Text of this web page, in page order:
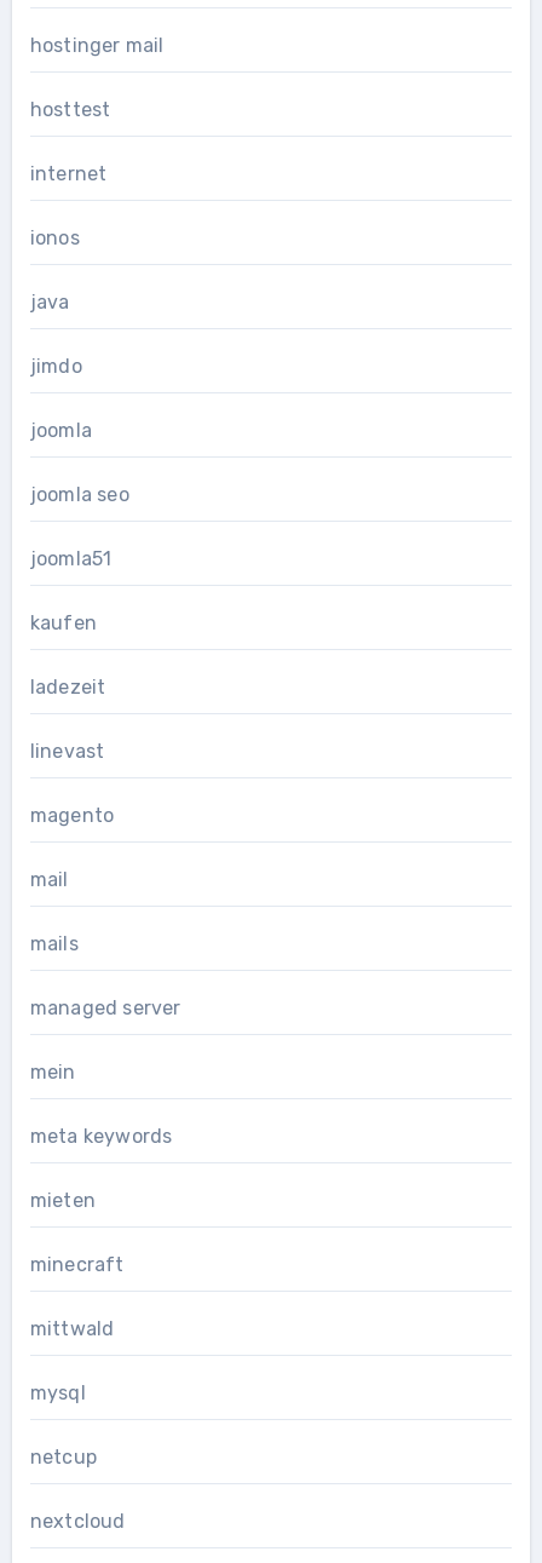
hostinger mail
hosttest
internet
ionos
java
jimdo
joomla
joomla seo
joomla51
kaufen
ladezeit
linevast
magento
mail
mails
managed server
mein
meta keywords
mieten
minecraft
mittwald
mysql
netcup
nextcloud